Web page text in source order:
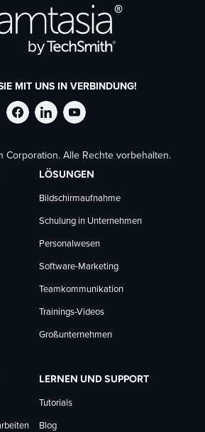
MIT UNS IN VERBINDUNG!
TechSmith
auf
Facebook
folgen
TechSmith
auf
LinkedIn
folgen
TechSmith
auf
YouTube
folgen
Corporation. Alle Rechte vorbehalten.
LÖSUNGEN
Bildschirmaufnahme
Schulung in Unternehmen
Personalwesen
Software-Marketing
Teamkommunikation
Trainings-Videos
Großunternehmen
LERNEN UND SUPPORT
Tutorials
Blog